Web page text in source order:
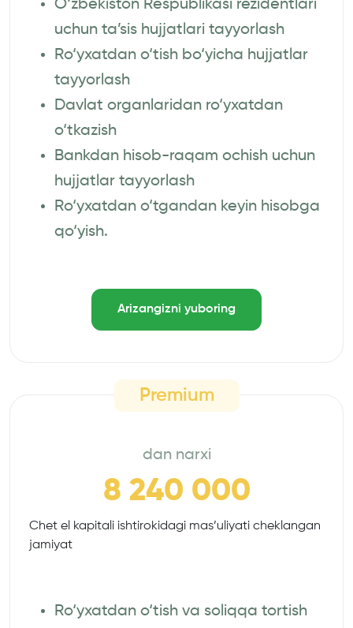
O‘zbekiston Respublikasi rezidentlari
uchun ta’sis hujjatlari tayyorlash
Ro‘yxatdan o‘tish bo‘yicha hujjatlar
tayyorlash
Davlat organlaridan ro‘yxatdan
o‘tkazish
Bankdan hisob-raqam ochish uchun
hujjatlar tayyorlash
Ro‘yxatdan o‘tgandan keyin hisobga
qo‘yish.
Arizangizni yuboring
Premium
dan narxi
8 240 000
Chet el kapitali ishtirokidagi mas’uliyati cheklangan
jamiyat
Ro‘yxatdan o‘tish va soliqqa tortish